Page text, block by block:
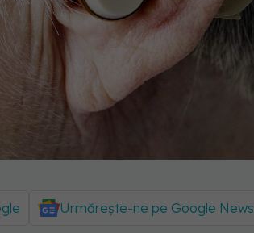
Urmărește-ne pe Google News